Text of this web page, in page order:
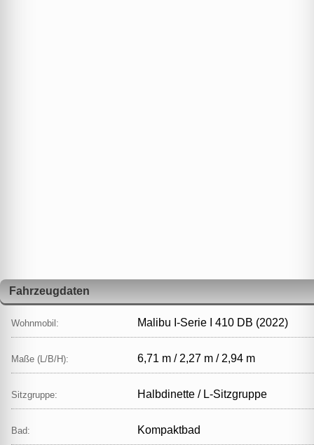
Fahrzeugdaten
Wohnmobil: Malibu I-Serie I 410 DB (2022)
Maße (L/B/H): 6,71 m / 2,27 m / 2,94 m
Sitzgruppe: Halbdinette / L‑Sitzgruppe
Bad: Kompaktbad